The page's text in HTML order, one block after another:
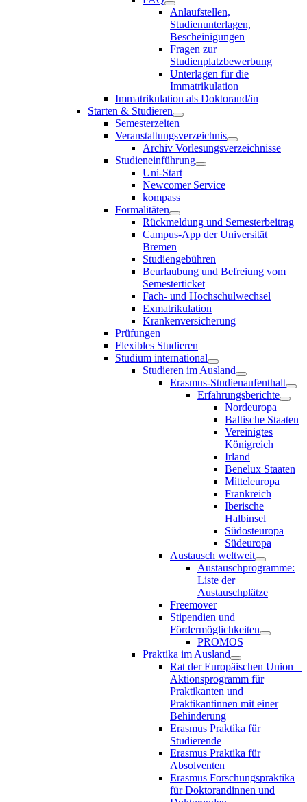
Anlaufstellen,
Studienunterlagen,
Bescheinigungen
Fragen zur
Studienplatzbewerbung
Unterlagen für die
Immatrikulation
Immatrikulation als Doktorand/in
Starten & Studieren
Semesterzeiten
Veranstaltungsverzeichnis
Archiv Vorlesungsverzeichnisse
Studieneinführung
Uni-Start
Newcomer Service
kompass
Formalitäten
Rückmeldung und Semesterbeitrag
Campus-App der Universität
Bremen
Studiengebühren
Beurlaubung und Befreiung vom
Semesterticket
Fach- und Hochschulwechsel
Exmatrikulation
Krankenversicherung
Prüfungen
Flexibles Studieren
Studium international
Studieren im Ausland
Erasmus-Studienaufenthalt
Erfahrungsberichte
Nordeuropa
Baltische Staaten
Vereinigtes
Königreich
Irland
Benelux Staaten
Mitteleuropa
Frankreich
Iberische
Halbinsel
Südosteuropa
Südeuropa
Austausch weltweit
Austauschprogramme:
Liste der
Austauschplätze
Freemover
Stipendien und
Fördermöglichkeiten
PROMOS
Praktika im Ausland
Rat der Europäischen Union –
Aktionsprogramm für
Praktikanten und
Praktikantinnen mit einer
Behinderung
Erasmus Praktika für
Studierende
Erasmus Praktika für
Absolventen
Erasmus Forschungspraktika
für Doktorandinnen und